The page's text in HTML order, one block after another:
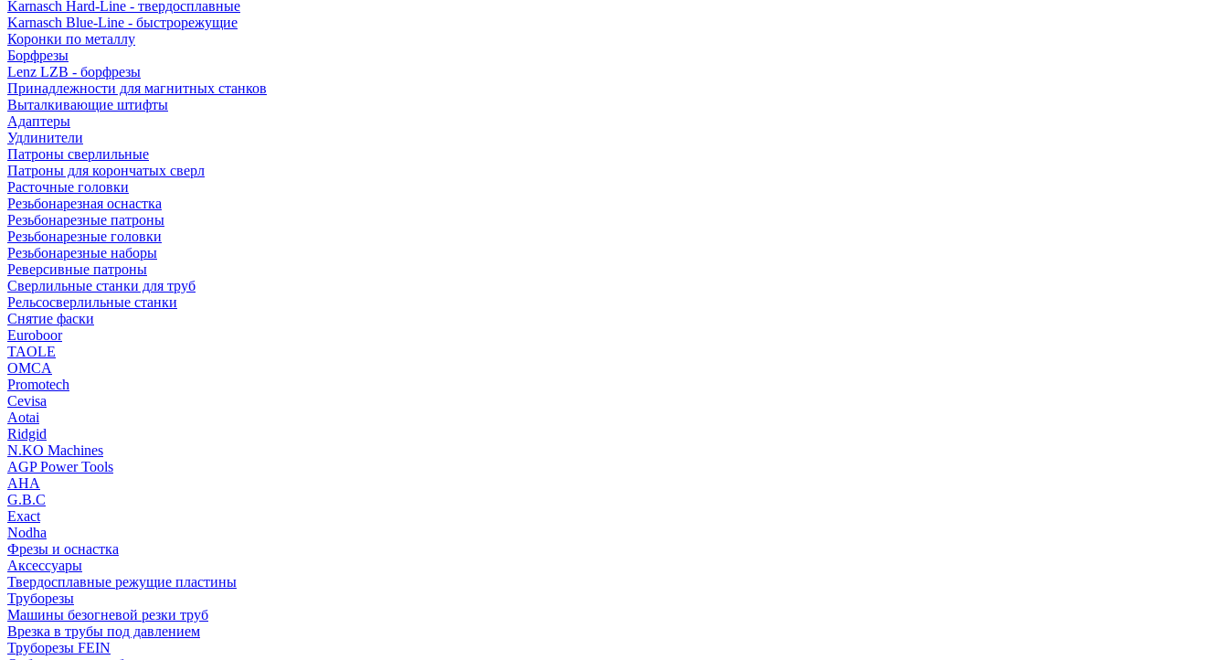
Karnasch Hard-Line - твердосплавные
Karnasch Blue-Line - быстрорежущие
Коронки по металлу
Борфрезы
Lenz LZB - борфрезы
Принадлежности для магнитных станков
Выталкивающие штифты
Адаптеры
Удлинители
Патроны сверлильные
Патроны для корончатых сверл
Расточные головки
Резьбонарезная оснастка
Резьбонарезные патроны
Резьбонарезные головки
Резьбонарезные наборы
Реверсивные патроны
Сверлильные станки для труб
Рельсосверлильные станки
Снятие фаски
Euroboor
TAOLE
OMCA
Promotech
Cevisa
Aotai
Ridgid
N.KO Machines
AGP Power Tools
AHA
G.B.C
Exact
Nodha
Фрезы и оснастка
Аксессуары
Твердосплавные режущие пластины
Труборезы
Машины безогневой резки труб
Врезка в трубы под давлением
Труборезы FEIN